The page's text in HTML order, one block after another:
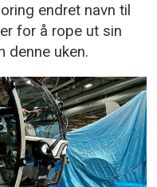
endret navn til
for å rope ut sin
denne uken.